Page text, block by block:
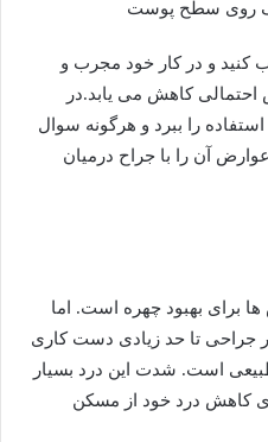
روی سطح پوست
کنید و در کار خود مجرب و
احتمالی کاهش می یابد.در
را ببرد و هرگونه سوال
آن را با جراح درمیان
برای بهبود چهره است. اما
جراحی تا حد زیادی دست کاری
است. شدت این درد بسیار
کاهش درد خود از مسکن